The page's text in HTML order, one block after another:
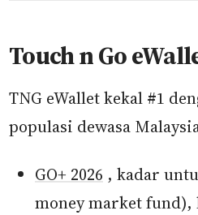
Touch n Go
TNG eWallet kekal #1
populasi dewasa
GO+ 2026 , kadar
money market fund),